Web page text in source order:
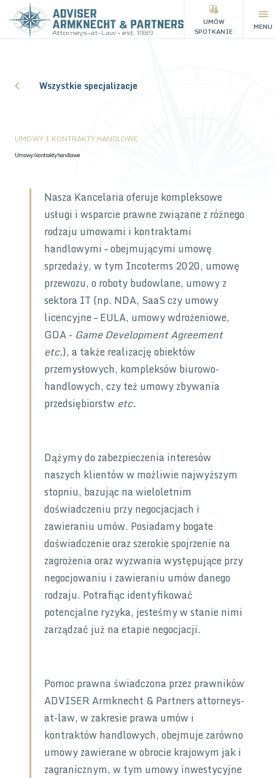
UMÓW
SPOTKANIE
MENU
Wszystkie specjalizacje
UMOWY I KONTRAKTY HANDLOWE
Umowy i kontrakty handlowe
Nasza Kancelaria oferuje kompleksowe
usługi i wsparcie prawne związane z różnego
rodzaju umowami i kontraktami
handlowymi – obejmującymi umowę
sprzedaży, w tym Incoterms 2020, umowę
przewozu, o roboty budowlane, umowy z
sektora IT (np. NDA, SaaS czy umowy
licencyjne – EULA, umowy wdrożeniowe,
GDA - Game Development Agreement
etc.), a także realizację obiektów
przemysłowych, kompleksów biurowo-
handlowych, czy też umowy zbywania
przedsiębiorstw etc.
Dążymy do zabezpieczenia interesów
naszych klientów w możliwie najwyższym
stopniu, bazując na wieloletnim
doświadczeniu przy negocjacjach i
zawieraniu umów. Posiadamy bogate
doświadczenie oraz szerokie spojrzenie na
zagrożenia oraz wyzwania występujące przy
negocjowaniu i zawieraniu umów danego
rodzaju. Potrafiąc identyfikować
potencjalne ryzyka, jesteśmy w stanie nimi
zarządzać już na etapie negocjacji.
Pomoc prawna świadczona przez prawników
ADVISER Armknecht & Partners attorneys-
at-law, w zakresie prawa umów i
kontraktów handlowych, obejmuje zarówno
umowy zawierane w obrocie krajowym jak i
zagranicznym, w tym umowy inwestycyjne